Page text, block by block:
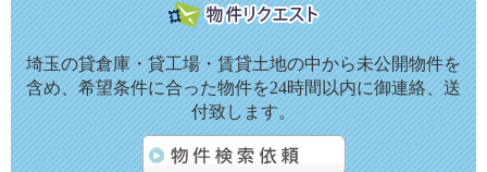
埼玉の貸倉庫・貸工場・賃貸土地の中から未公開物件を
含め、希望条件に合った物件を24時間以内に御連絡、送
付致します。